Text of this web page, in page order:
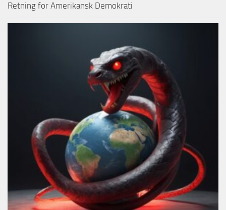
Retning for Amerikansk Demokrati